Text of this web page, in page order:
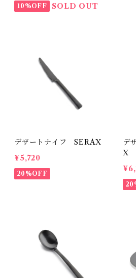
10%OFF SOLD OUT
デザートナイフ SERAX
¥5,720
20%OFF
デ
X